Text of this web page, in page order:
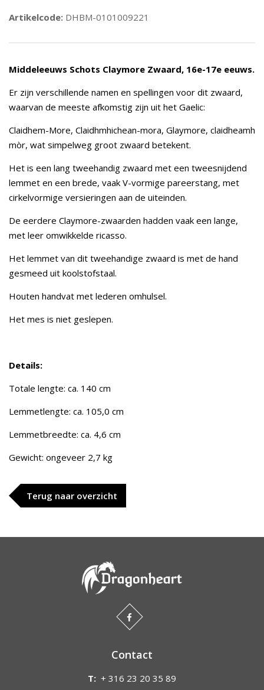
Artikelcode: DHBM-0101009221
Middeleeuws Schots Claymore Zwaard, 16e-17e eeuws.
Er zijn verschillende namen en spellingen voor dit zwaard,
waarvan de meeste afkomstig zijn uit het Gaelic:
Claidhem-More, Claidhmhichean-mora, Glaymore, claidheamh
mòr, wat simpelweg groot zwaard betekent.
Het is een lang tweehandig zwaard met een tweesnijdend
lemmet en een brede, vaak V-vormige pareerstang, met
cirkelvormige versieringen aan de uiteinden.
De eerdere Claymore-zwaarden hadden vaak een lange,
met leer omwikkelde ricasso.
Het lemmet van dit tweehandige zwaard is met de hand
gesmeed uit koolstofstaal.
Houten handvat met lederen omhulsel.
Het mes is niet geslepen.
Details:
Totale lengte: ca. 140 cm
Lemmetlengte: ca. 105,0 cm
Lemmetbreedte: ca. 4,6 cm
Gewicht: ongeveer 2,7 kg
Terug naar overzicht
Contact
T: + 316 23 20 35 89